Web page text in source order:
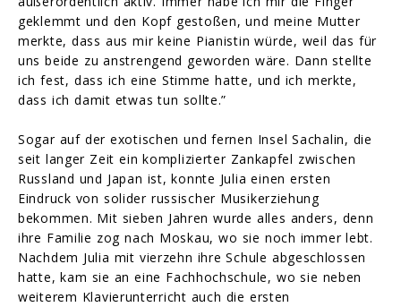
geklemmt und den Kopf gestoßen, und meine Mutter
merkte, dass aus mir keine Pianistin würde, weil das für
uns beide zu anstrengend geworden wäre. Dann stellte
ich fest, dass ich eine Stimme hatte, und ich merkte,
dass ich damit etwas tun sollte.”
Sogar auf der exotischen und fernen Insel Sachalin, die
seit langer Zeit ein komplizierter Zankapfel zwischen
Russland und Japan ist, konnte Julia einen ersten
Eindruck von solider russischer Musikerziehung
bekommen. Mit sieben Jahren wurde alles anders, denn
ihre Familie zog nach Moskau, wo sie noch immer lebt.
Nachdem Julia mit vierzehn ihre Schule abgeschlossen
hatte, kam sie an eine Fachhochschule, wo sie neben
weiterem Klavierunterricht auch die ersten